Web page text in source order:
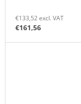
€133,52 excl. VAT
€161,56